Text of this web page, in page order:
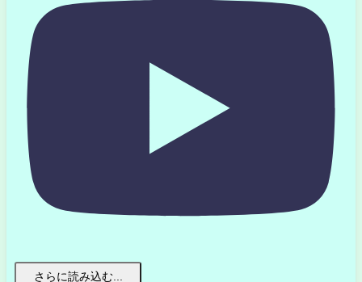
さらに読み込む...